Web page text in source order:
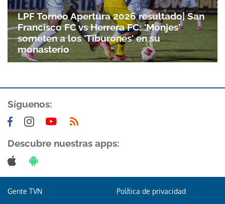
Gracias por suscribirte a nuestro boletín.
LPF Torneo Apertura 2026 resultado| San
Francisco FC vs Herrera FC: 'Monjes'
someten a los 'Tiburones' en su
monasterio
Síguenos:
Descubre nuestras apps:
Gente TVN Política de privacidad